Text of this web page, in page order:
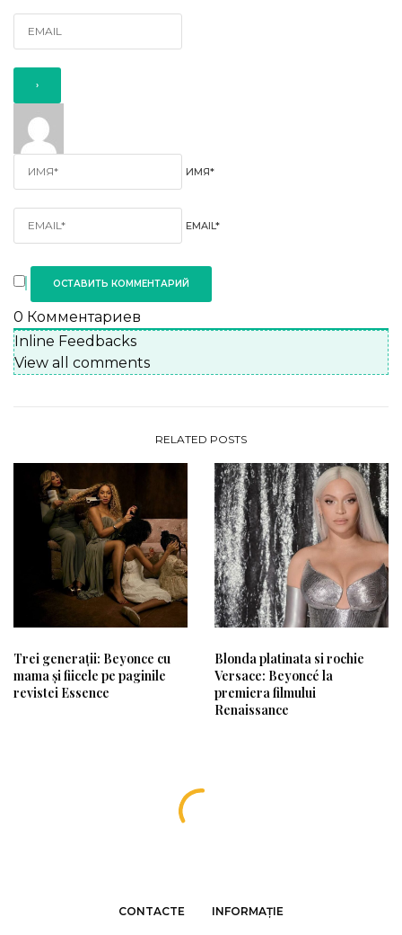
ИМЯ*
EMAIL*
0 Комментариев
Inline Feedbacks
View all comments
RELATED POSTS
Trei generații: Beyonce cu
mama și fiicele pe paginile
revistei Essence
Blonda platinata si rochie
Versace: Beyoncé la
premiera filmului
Renaissance
CONTACTE INFORMAȚIE